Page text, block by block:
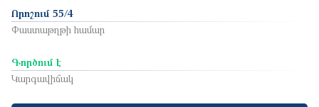
Փաստաթղթի համար
Որոշում 55/4
Կարգավիճակ
Գործում է